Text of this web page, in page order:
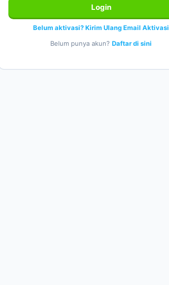
Login
Belum aktivasi? Kirim Ulang Email Aktivasi
Belum punya akun? Daftar di sini